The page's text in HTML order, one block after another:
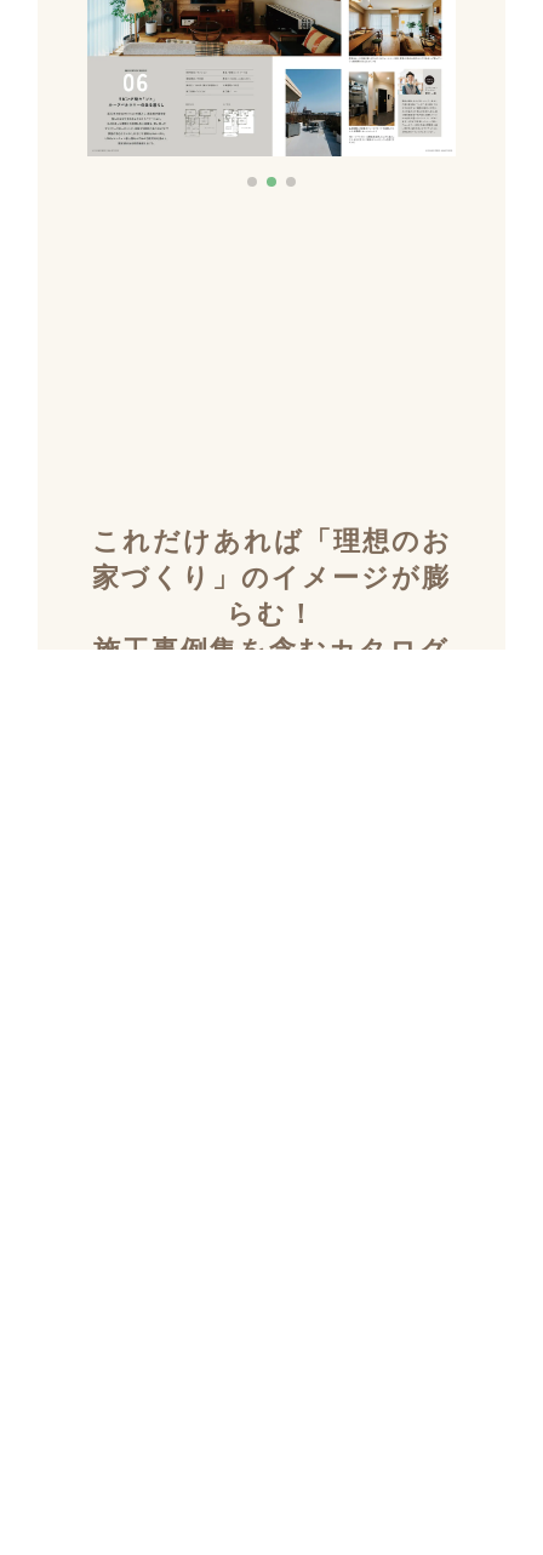
これだけあれば「理想のお
家づくり」のイメージが膨
らむ！
施工事例集を含むカタログ